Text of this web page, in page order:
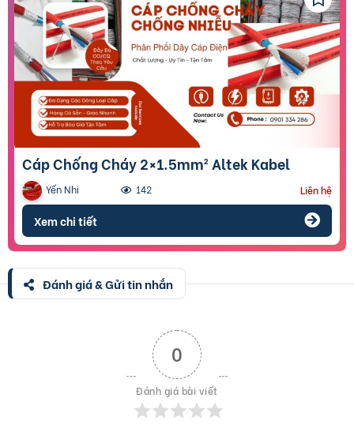
Cáp Chống Cháy 2×1.5mm² Altek Kabel
Yến Nhi 142 Liên hệ
Xem chi tiết
Đánh giá & Gửi tin nhắn
0
Đánh giá bài viết